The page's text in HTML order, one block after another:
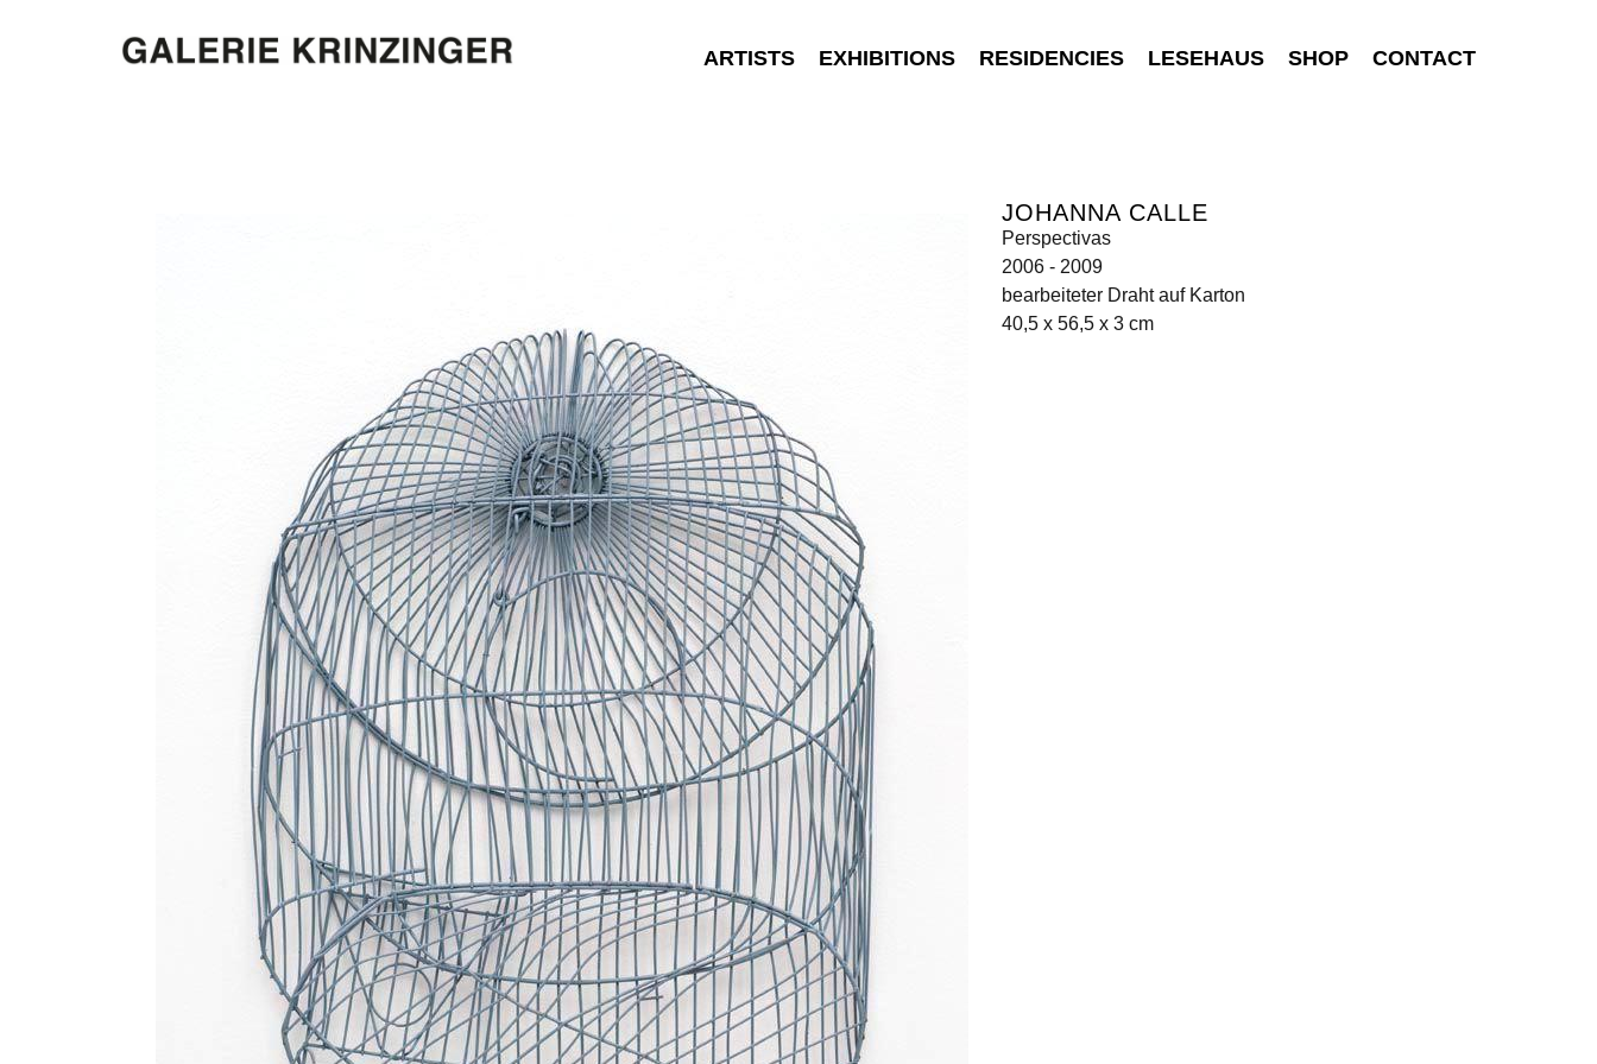
ARTISTS EXHIBITIONS RESIDENCIES LESEHAUS SHOP CONTACT
JOHANNA CALLE
Perspectivas
2006 - 2009
bearbeiteter Draht auf Karton
40,5 x 56,5 x 3 cm